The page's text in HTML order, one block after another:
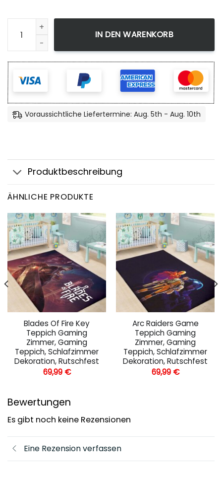
Path Of Exile 2 Teppich Gaming Zimmer, Gaming
IN DEN WARENKORB
Voraussichtliche Liefertermine: Aug. 5th - Aug. 10th
Produktbeschreibung
ÄHNLICHE PRODUKTE
Blades Of Fire Key
Teppich Gaming
Zimmer, Gaming
Teppich, Schlafzimmer
Dekoration, Rutschfest
69,99 €
Arc Raiders Game
Teppich Gaming
Zimmer, Gaming
Teppich, Schlafzimmer
Dekoration, Rutschfest
69,99 €
Bewertungen
Es gibt noch keine Rezensionen
Eine Rezension verfassen